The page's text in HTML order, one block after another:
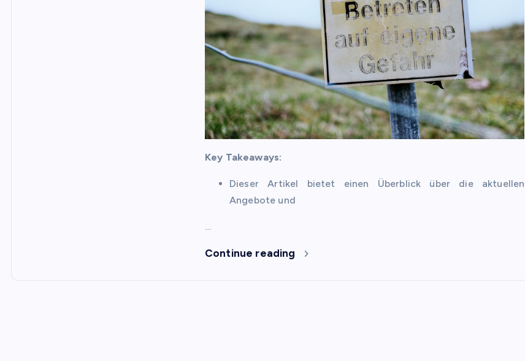
Key Takeaways:
Dieser Artikel bietet einen Überblick über die aktuellen
Angebote und
…
Continue reading